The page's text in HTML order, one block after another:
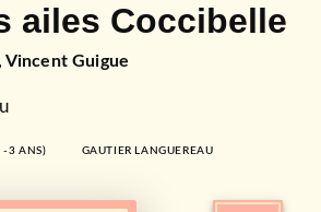
ailes Coccibelle
Vincent Guigue
-3 ANS) GAUTIER LANGUEREAU